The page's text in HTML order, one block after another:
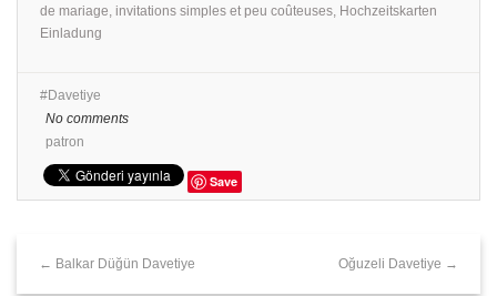
de mariage, invitations simples et peu coûteuses, Hochzeitskarten
Einladung
Davetiye
No comments
patron
Save
← Balkar Düğün Davetiye Oğuzeli Davetiye →